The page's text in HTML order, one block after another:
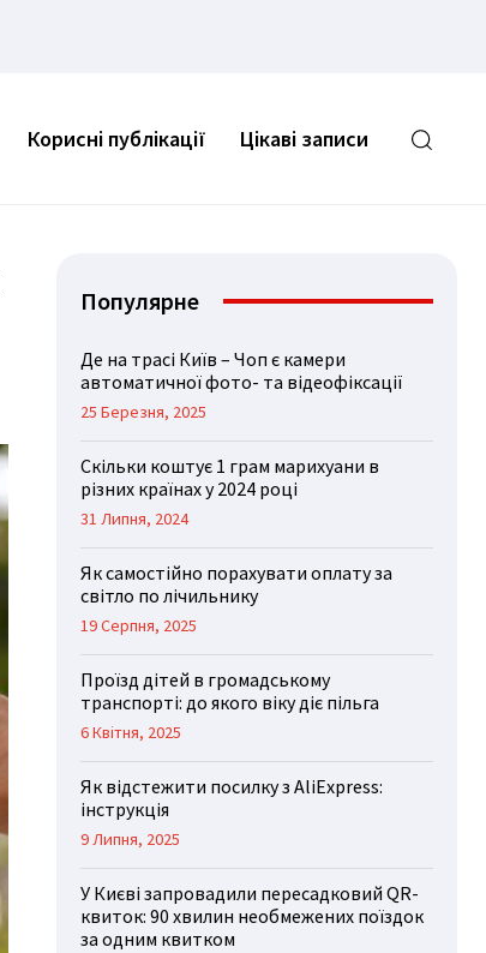
Корисні публікації Цікаві записи
Популярне
Де на трасі Київ – Чоп є камери
автоматичної фото- та відеофіксації
25 Березня, 2025
Скільки коштує 1 грам марихуани в
різних країнах у 2024 році
31 Липня, 2024
Як самостійно порахувати оплату за
світло по лічильнику
19 Серпня, 2025
Проїзд дітей в громадському
транспорті: до якого віку діє пільга
6 Квітня, 2025
Як відстежити посилку з AliExpress:
інструкція
9 Липня, 2025
У Києві запровадили пересадковий QR-
квиток: 90 хвилин необмежених поїздок
за одним квитком